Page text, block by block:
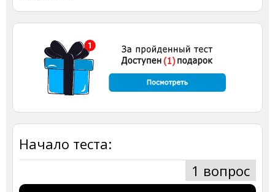
Начало теста:
1 вопрос